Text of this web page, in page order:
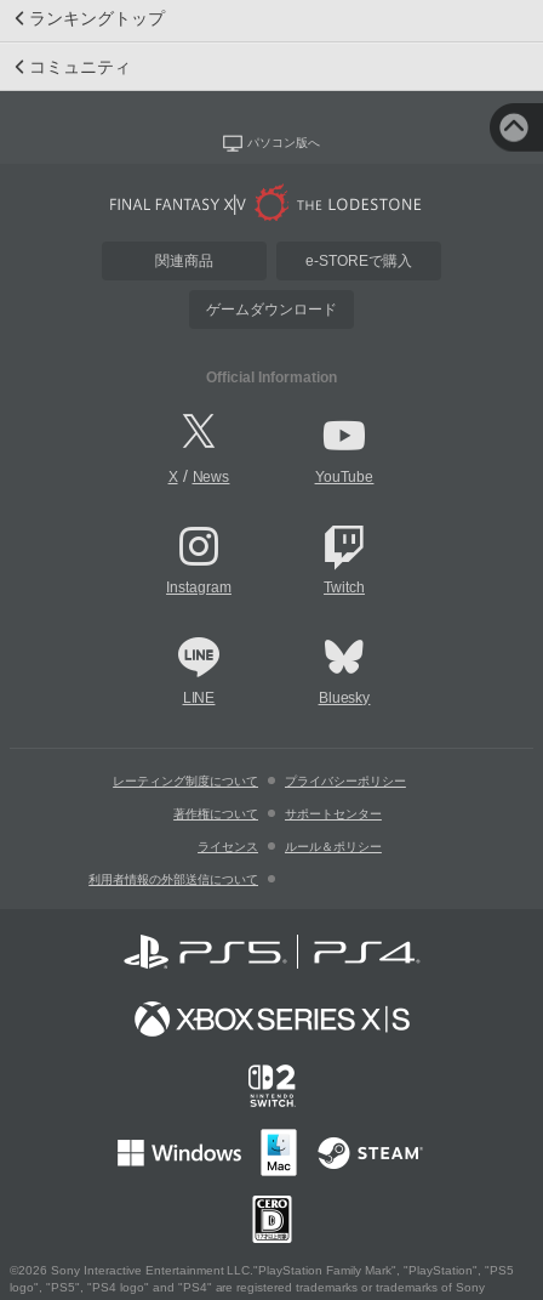
ランキングトップ
コミュニティ
パソコン版へ
関連商品 e-STOREで購入
ゲームダウンロード
Official Information
X/ News YouTube
Instagram Twitch
LINE Bluesky
レーティング制度について プライバシーポリシー
著作権について サポートセンター
ライセンス ルール＆ポリシー
利用者情報の外部送信について
©2026 Sony Interactive Entertainment LLC."PlayStation Family Mark", "PlayStation", "PS5
logo", "PS5", "PS4 logo" and "PS4" are registered trademarks or trademarks of Sony